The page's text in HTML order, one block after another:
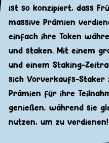
ist so konzipiert, dass
massive Prämien
einfach ihre Token
und staken. Mit einem
und einem Staking-
sich Vorverkaufs-Staker
Prämien für ihre
genießen, während sie
nutzen, um zu verdienen!